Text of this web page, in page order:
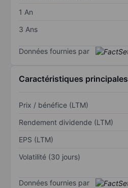
1 An
3 Ans
Données fournies par
Caractéristiques principales
Prix / bénéfice (LTM)
Rendement dividende (LTM)
EPS (LTM)
Volatilité (30 jours)
Données fournies par